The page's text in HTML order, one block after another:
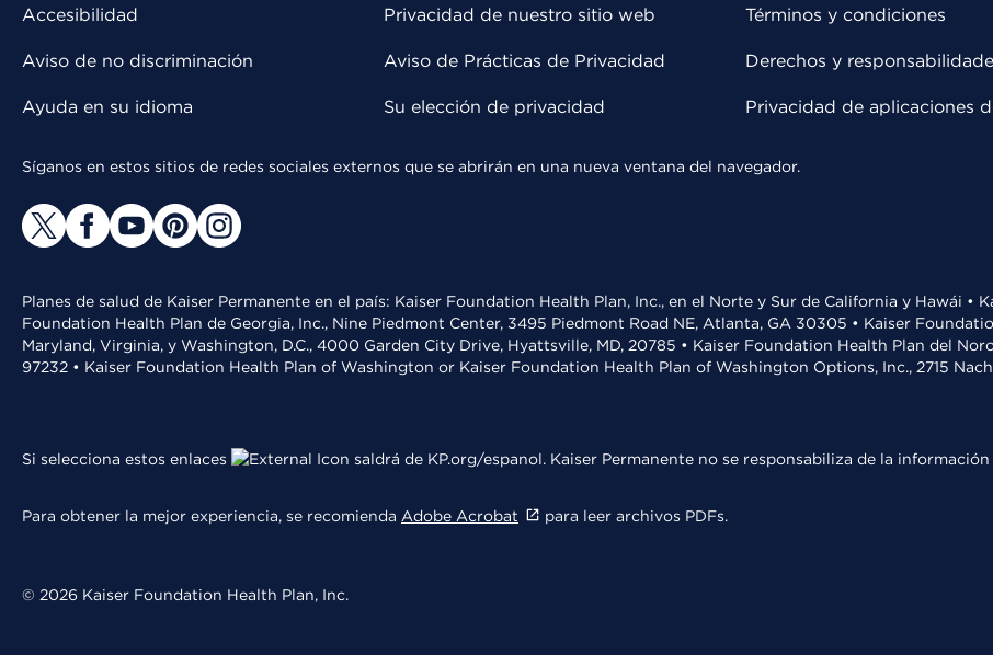
Accesibilidad
Aviso de no discriminación
Ayuda en su idioma
Privacidad de nuestro sitio web
Aviso de Prácticas de Privacidad
Su elección de privacidad
Términos y condiciones
Derechos y
Privacidad de aplicaciones
Síganos en estos sitios de redes sociales externos que se abrirán en una nueva ventana del navegador.
Planes de salud de Kaiser Permanente en el país: Kaiser Foundation Health Plan, Inc., en el Norte y Sur de California y Hawái •
Foundation Health Plan de Georgia, Inc., Nine Piedmont Center, 3495 Piedmont Road NE, Atlanta, GA 30305 • Kaiser
Maryland, Virginia, y Washington, D.C., 4000 Garden City Drive, Hyattsville, MD, 20785 • Kaiser Foundation Health Plan del
97232 • Kaiser Foundation Health Plan of Washington or Kaiser Foundation Health Plan of Washington Options, Inc., 2715
Si selecciona estos enlaces saldrá de KP.org/espanol. Kaiser Permanente no se responsabiliza de la
Para obtener la mejor experiencia, se recomienda Adobe Acrobat para leer archivos PDFs.
© 2026 Kaiser Foundation Health Plan, Inc.